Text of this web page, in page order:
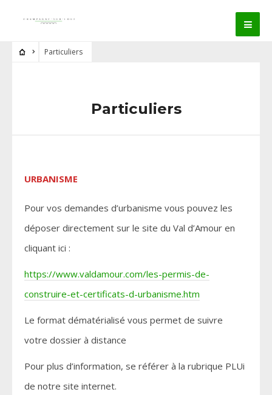
Particuliers
Particuliers
URBANISME
Pour vos demandes d’urbanisme vous pouvez les
déposer directement sur le site du Val d’Amour en
cliquant ici :
https://www.valdamour.com/les-permis-de-
construire-et-certificats-d-urbanisme.htm
Le format dématérialisé vous permet de suivre
votre dossier à distance
Pour plus d’information, se référer à la rubrique PLUi
de notre site internet.